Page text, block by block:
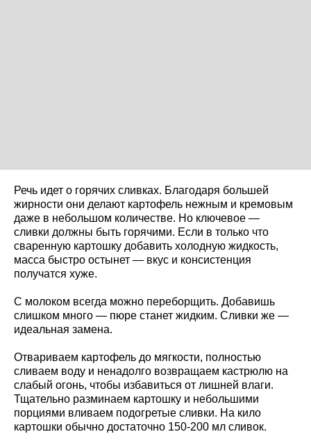
Речь идет о горячих сливках. Благодаря большей
жирности они делают картофель нежным и кремовым
даже в небольшом количестве. Но ключевое —
сливки должны быть горячими. Если в только что
сваренную картошку добавить холодную жидкость,
масса быстро остынет — вкус и консистенция
получатся хуже.
С молоком всегда можно переборщить. Добавишь
слишком много — пюре станет жидким. Сливки же —
идеальная замена.
Отвариваем картофель до мягкости, полностью
сливаем воду и ненадолго возвращаем кастрюлю на
слабый огонь, чтобы избавиться от лишней влаги.
Тщательно разминаем картошку и небольшими
порциями вливаем подогретые сливки. На кило
картошки обычно достаточно 150-200 мл сливок.